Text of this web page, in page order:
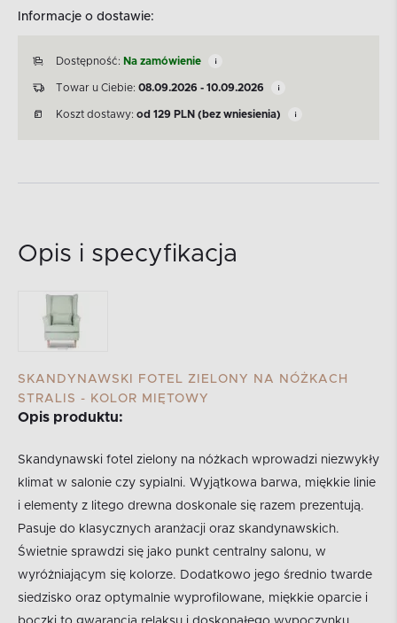
Informacje o dostawie:
Dostępność: Na zamówienie
Towar u Ciebie: 08.09.2026 - 10.09.2026
Koszt dostawy: od 129 PLN (bez wniesienia)
Opis i specyfikacja
SKANDYNAWSKI FOTEL ZIELONY NA NÓŻKACH
STRALIS - KOLOR MIĘTOWY
Opis produktu:
Skandynawski fotel zielony na nóżkach wprowadzi niezwykły
klimat w salonie czy sypialni. Wyjątkowa barwa, miękkie linie
i elementy z litego drewna doskonale się razem prezentują.
Pasuje do klasycznych aranżacji oraz skandynawskich.
Świetnie sprawdzi się jako punkt centralny salonu, w
wyróżniającym się kolorze. Dodatkowo jego średnio twarde
siedzisko oraz optymalnie wyprofilowane, miękkie oparcie i